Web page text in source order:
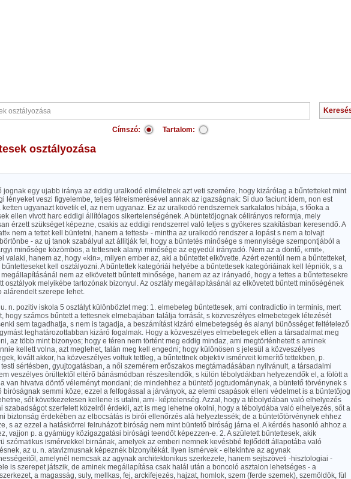
Címszó: Tartalom:
osztályozása
jognak egy ujabb iránya az eddig uralkodó elméletnek azt veti szemére, hogy kizárólag a bűntetteket mint
lényeket veszi figyelembe, teljes félreismerésével annak az igazságnak: Si duo faciunt idem, non est
ketten ugyanazt követik el, az nem ugyanaz. Ez az uralkodó rendszernek sarkalatos hibája, s főoka a
ellen vivott harc eddigi állítólagos sikertelenségének. A büntetöjognak célirányos reformja, mely
érzett szükséget képezne, csakis az eddigi rendszerrel való teljes s gyökeres szakításban keresendő. A
nem a tettet kell büntetni, hanem a tettest» - mintha az uralkodó rendszer a lopást s nem a tolvajt
- az uj tanok szabályul azt állitják fel, hogy a büntetés minősége s mennyisége szempontjából a
minősége közömbös, a tettesnek alanyi minősége az egyedül irányadó. Nem az a döntő, «mit»,
valaki, hanem az, hogy «kin», milyen ember az, aki a bűntettet elkövette. Azért ezentúl nem a bűntetteket,
bűntetteseket kell osztályozni. A bűntettek kategóriái helyébe a bűntettesek kategóriáinak kell lépniök, s a
nem az elkövetett bűntett minősége, hanem az az irányadó, hogy a tettes a bűntettesekre
osztályok melyikébe tartozónak bizonyul. Az osztály megállapításánál az elkövetett bűntett minőségének
alárendelt szerepe lehet.
n. pozitiv iskola 5 osztályt különböztet meg: 1. elmebeteg bűntettesek, ami contradictio in terminis, mert
hogy számos bűntett a tettesnek elmebajában találja forrását, s közveszélyes elmebetegek létezését
sem tagadhatja, s nem is tagadja, a beszámítást kizáró elmebetegség és alanyi bünösséget feltételező
leghatározottabban kizáró fogalmak. Hogy a közveszélyes elmebetegek ellen a társadalmat meg
az több mint bizonyos; hogy e téren nem történt meg eddig mindaz, ami megtörténhetett s aminek
kellett volna, azt meglehet, talán meg kell engedni; hogy különösen s jelesül a közveszélyes
kivált akkor, ha közveszélyes voltuk tettleg, a bűntettnek objektiv ismérveit kimerítő tettekben, p.
sértésben, gyujtogatásban, a női szemérem erőszakos megtámadásában nyilvánult, a társadalmi
veszélyes örültektől eltérő bánásmódban részesítendők, s külön tébolydákban helyezendők el, a fölött a
van hivatva döntő véleményt mondani; de mindehhez a büntető jogtudománynak, a büntető törvénynek s
biróságnak semmi köze; ezzel a felfogással a járványok, az elemi csapások elleni védelmet is a büntetőjog
sőt következetesen kellene is utalni, ami- képtelenség. Azzal, hogy a tébolydában való elhelyezés
szabadságot szerfelett közelről érdekli, azt is meg lehetne okolni, hogy a tébolydába való elhelyezés, sőt a
biztonság érdekében az elbocsátás is birói ellenőrzés alá helyeztessék; de a büntetőtörvénynek ehhez
s az ezzel a hatáskörrel felruházott biróság nem mint büntető biróság járna el. A kérdés hasonló ahhoz a
vajjon p. a gyámügy közigazgatási birósági teendőt képezzen-e. 2. A született bűntettesek, akik
szómatikus ismérvekkel birnának, amelyek az emberi nemnek kevésbbé fejlődött állapotába való
az u. n. atavizmusnak képeznék bizonyítékát. Ilyen ismérvek - eltekintve az agynak
amelynél nemcsak az agynak architektonikus szerkezete, hanem sejtszöveti -hisztologiai -
is szerepet játszik, de aminek megállapítása csak halál után a boncoló asztalon lehetséges - a
a magasság, suly, mellkas, fej, arckifejezés, hajzat, homlok, szem (ferde szemek), szemöldök, fül